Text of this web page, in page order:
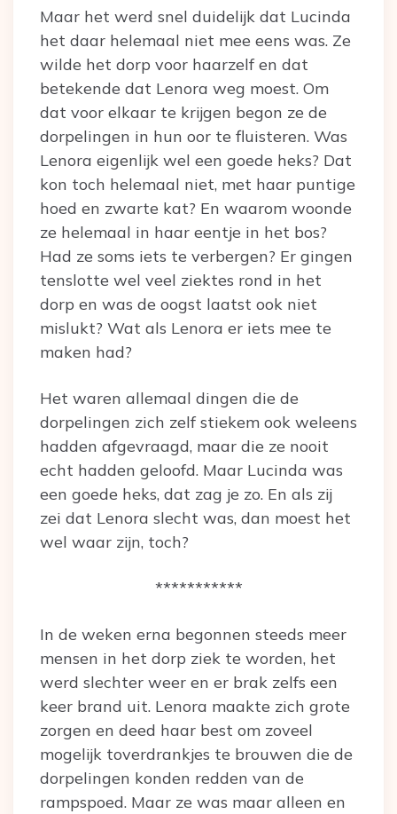
Maar het werd snel duidelijk dat Lucinda
het daar helemaal niet mee eens was. Ze
wilde het dorp voor haarzelf en dat
betekende dat Lenora weg moest. Om
dat voor elkaar te krijgen begon ze de
dorpelingen in hun oor te fluisteren. Was
Lenora eigenlijk wel een goede heks? Dat
kon toch helemaal niet, met haar puntige
hoed en zwarte kat? En waarom woonde
ze helemaal in haar eentje in het bos?
Had ze soms iets te verbergen? Er gingen
tenslotte wel veel ziektes rond in het
dorp en was de oogst laatst ook niet
mislukt? Wat als Lenora er iets mee te
maken had?
Het waren allemaal dingen die de
dorpelingen zich zelf stiekem ook weleens
hadden afgevraagd, maar die ze nooit
echt hadden geloofd. Maar Lucinda was
een goede heks, dat zag je zo. En als zij
zei dat Lenora slecht was, dan moest het
wel waar zijn, toch?
***********
In de weken erna begonnen steeds meer
mensen in het dorp ziek te worden, het
werd slechter weer en er brak zelfs een
keer brand uit. Lenora maakte zich grote
zorgen en deed haar best om zoveel
mogelijk toverdrankjes te brouwen die de
dorpelingen konden redden van de
rampspoed. Maar ze was maar alleen en